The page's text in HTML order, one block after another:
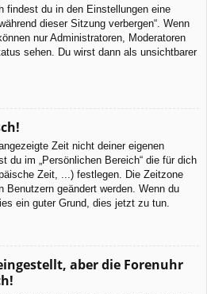
findest du in den Einstellungen eine
dieser Sitzung verbergen“. Wenn
nur Administratoren, Moderatoren
sehen. Du wirst dann als unsichtbarer
Zeit nicht deiner eigenen
du im „Persönlichen Bereich“ die für dich
Zeit, ...) festlegen. Die Zeitzone
Benutzern geändert werden. Wenn du
ein guter Grund, dies jetzt zu tun.
aber die Forenuhr